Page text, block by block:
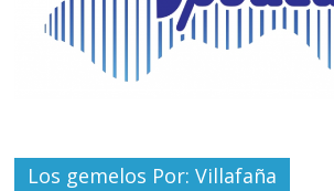
Los gemelos Por: Villafaña